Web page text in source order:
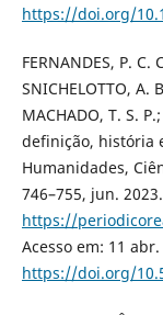
https://doi.org/
FERNANDES, P. C.
SNICHELOTTO, A.
MACHADO, T. S.
definição, história
Humanidades,
746–755, jun.
https://
Acesso em: 11
https://doi.org/